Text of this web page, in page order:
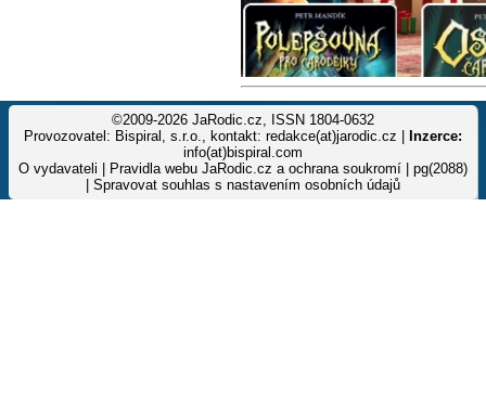
©2009-2026 JaRodic.cz, ISSN 1804-0632
Provozovatel: Bispiral, s.r.o., kontakt: redakce(at)jarodic.cz |
Inzerce:
info(at)bispiral.com
O vydavateli
Pravidla webu JaRodic.cz a ochrana soukromí | pg(2088)
Spravovat souhlas s nastavením osobních údajů